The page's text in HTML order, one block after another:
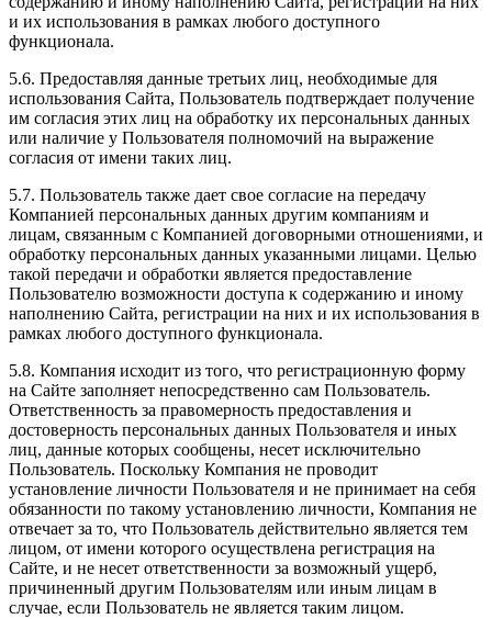
и их использования в рамках любого доступного
функционала.
5.6. Предоставляя данные третьих лиц, необходимые для
использования Сайта, Пользователь подтверждает получение
им согласия этих лиц на обработку их персональных данных
или наличие у Пользователя полномочий на выражение
согласия от имени таких лиц.
5.7. Пользователь также дает свое согласие на передачу
Компанией персональных данных другим компаниям и
лицам, связанным с Компанией договорными отношениями, и
обработку персональных данных указанными лицами. Целью
такой передачи и обработки является предоставление
Пользователю возможности доступа к содержанию и иному
наполнению Сайта, регистрации на них и их использования в
рамках любого доступного функционала.
5.8. Компания исходит из того, что регистрационную форму
на Сайте заполняет непосредственно сам Пользователь.
Ответственность за правомерность предоставления и
достоверность персональных данных Пользователя и иных
лиц, данные которых сообщены, несет исключительно
Пользователь. Поскольку Компания не проводит
установление личности Пользователя и не принимает на себя
обязанности по такому установлению личности, Компания не
отвечает за то, что Пользователь действительно является тем
лицом, от имени которого осуществлена регистрация на
Сайте, и не несет ответственности за возможный ущерб,
причиненный другим Пользователям или иным лицам в
случае, если Пользователь не является таким лицом.